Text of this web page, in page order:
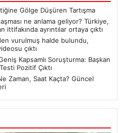
Gölge Düşüren Tartışma
ne anlama geliyor? Türkiye,
ayrıntılar ortaya çıktı
vurulmuş halde bulundu,
çıktı
Kapsamlı Soruşturma: Başkan
Pozitif Çıktı
Zaman, Saat Kaçta? Güncel